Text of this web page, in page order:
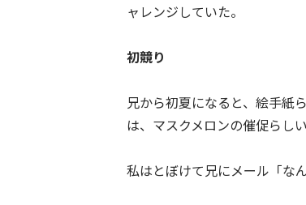
ャレンジしていた。
初競り
兄から初夏になると、絵手紙
は、マスクメロンの催促らしい
私はとぼけて兄にメール「な